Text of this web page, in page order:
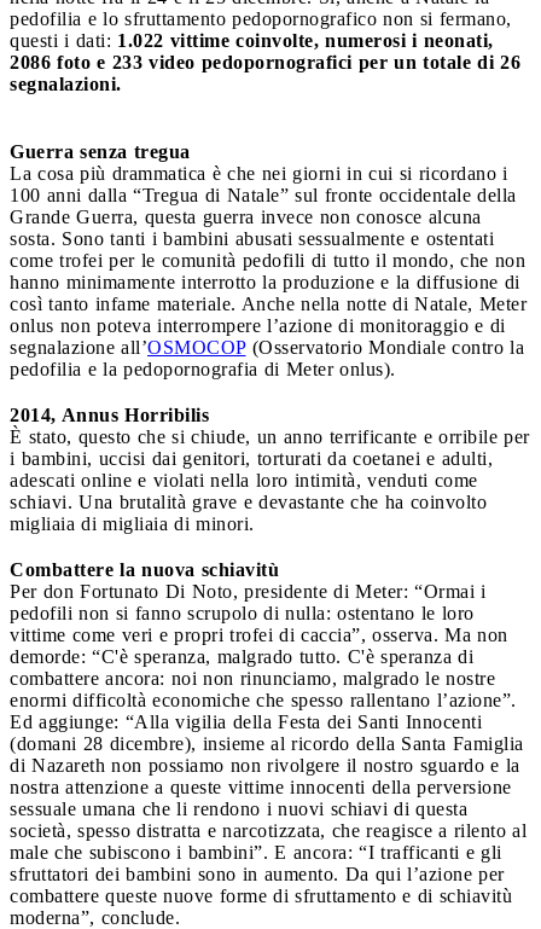
pedofilia e lo sfruttamento pedopornografico non si fermano,
questi i dati: 1.022 vittime coinvolte, numerosi i neonati,
2086 foto e 233 video pedopornografici per un totale di 26
segnalazioni.
Guerra senza tregua
La cosa più drammatica è che nei giorni in cui si ricordano i
100 anni dalla “Tregua di Natale” sul fronte occidentale della
Grande Guerra, questa guerra invece non conosce alcuna
sosta. Sono tanti i bambini abusati sessualmente e ostentati
come trofei per le comunità pedofili di tutto il mondo, che non
hanno minimamente interrotto la produzione e la diffusione di
così tanto infame materiale. Anche nella notte di Natale, Meter
onlus non poteva interrompere l’azione di monitoraggio e di
segnalazione all’OSMOCOP(Osservatorio Mondiale contro la
pedofilia e la pedopornografia di Meter onlus).
2014, Annus Horribilis
È stato, questo che si chiude, un anno terrificante e orribile per
i bambini, uccisi dai genitori, torturati da coetanei e adulti,
adescati online e violati nella loro intimità, venduti come
schiavi. Una brutalità grave e devastante che ha coinvolto
migliaia di migliaia di minori.
Combattere la nuova schiavitù
Per don Fortunato Di Noto, presidente di Meter: “Ormai i
pedofili non si fanno scrupolo di nulla: ostentano le loro
vittime come veri e propri trofei di caccia”, osserva. Ma non
demorde: “C'è speranza, malgrado tutto. C'è speranza di
combattere ancora: noi non rinunciamo, malgrado le nostre
enormi difficoltà economiche che spesso rallentano l’azione”.
Ed aggiunge: “Alla vigilia della Festa dei Santi Innocenti
(domani 28 dicembre), insieme al ricordo della Santa Famiglia
di Nazareth non possiamo non rivolgere il nostro sguardo e la
nostra attenzione a queste vittime innocenti della perversione
sessuale umana che li rendono i nuovi schiavi di questa
società, spesso distratta e narcotizzata, che reagisce a rilento al
male che subiscono i bambini”. E ancora: “I trafficanti e gli
sfruttatori dei bambini sono in aumento. Da qui l’azione per
combattere queste nuove forme di sfruttamento e di schiavitù
moderna”, conclude.